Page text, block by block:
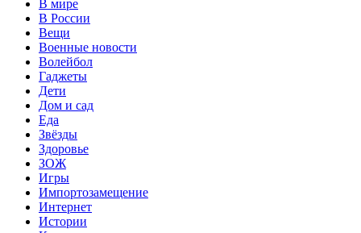
В мире
В России
Вещи
Военные новости
Волейбол
Гаджеты
Дети
Дом и сад
Еда
Звёзды
Здоровье
ЗОЖ
Игры
Импортозамещение
Интернет
Истории